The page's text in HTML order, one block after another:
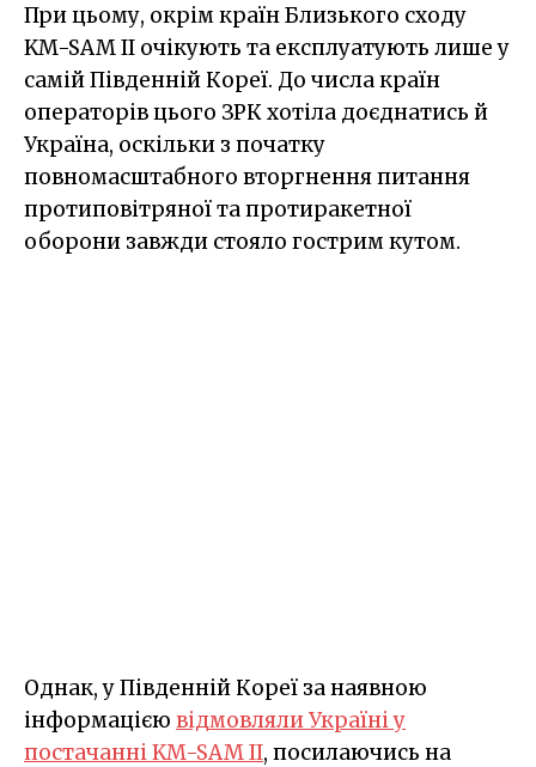
При цьому, окрім країн Близького сходу
KM-SAM II очікують та експлуатують лише у
самій Південній Кореї. До числа країн
операторів цього ЗРК хотіла доєднатись й
Україна, оскільки з початку
повномасштабного вторгнення питання
протиповітряної та протиракетної
оборони завжди стояло гострим кутом.
Однак, у Південній Кореї за наявною
інформацією відмовляли Україні у
постачанні KM-SAM II, посилаючись на